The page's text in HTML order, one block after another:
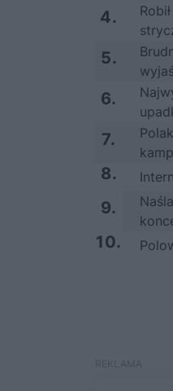
4.
5.
6.
7.
8.
9.
10.